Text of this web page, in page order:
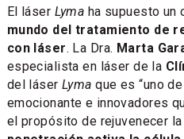
El láser Lyma ha supuesto un
mundo del tratamiento de
con láser. La Dra. Marta
especialista en láser de la
del láser Lyma que es “uno
emocionante e innovadores
el propósito de rejuvenecer